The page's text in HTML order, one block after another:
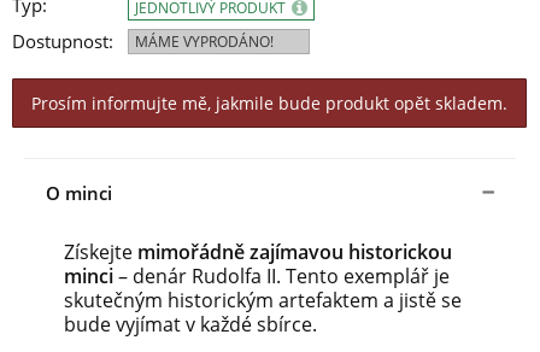
Typ:
Dostupnost:
JEDNOTLIVÝ PRODUKT
MÁME VYPRODÁNO!
Prosím informujte mě, jakmile bude produkt opět skladem.
O minci
Získejte mimořádně zajímavou historickou
minci– denár Rudolfa II. Tento exemplář je
skutečným historickým artefaktem a jistě se
bude vyjímat v každé sbírce.